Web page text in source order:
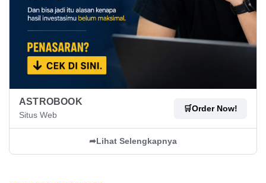
ASTROBOOK
Situs Web
🛒Order Now!
➦Lihat Selengkapnya